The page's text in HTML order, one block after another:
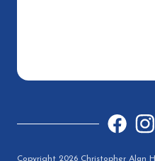
Facebook
Copyright 2026 Christopher Alan